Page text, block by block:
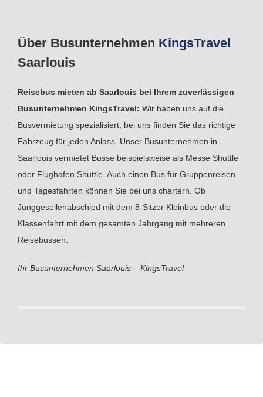
Über Busunternehmen KingsTravel
Saarlouis
Reisebus mieten ab Saarlouis bei Ihrem zuverlässigen
Busunternehmen KingsTravel: Wir haben uns auf die
Busvermietung spezialisiert, bei uns finden Sie das richtige
Fahrzeug für jeden Anlass. Unser Busunternehmen in
Saarlouis vermietet Busse beispielsweise als Messe Shuttle
oder Flughafen Shuttle. Auch einen Bus für Gruppenreisen
und Tagesfahrten können Sie bei uns chartern. Ob
Junggesellenabschied mit dem 8-Sitzer Kleinbus oder die
Klassenfahrt mit dem gesamten Jahrgang mit mehreren
Reisebussen.
Ihr Busunternehmen Saarlouis – KingsTravel